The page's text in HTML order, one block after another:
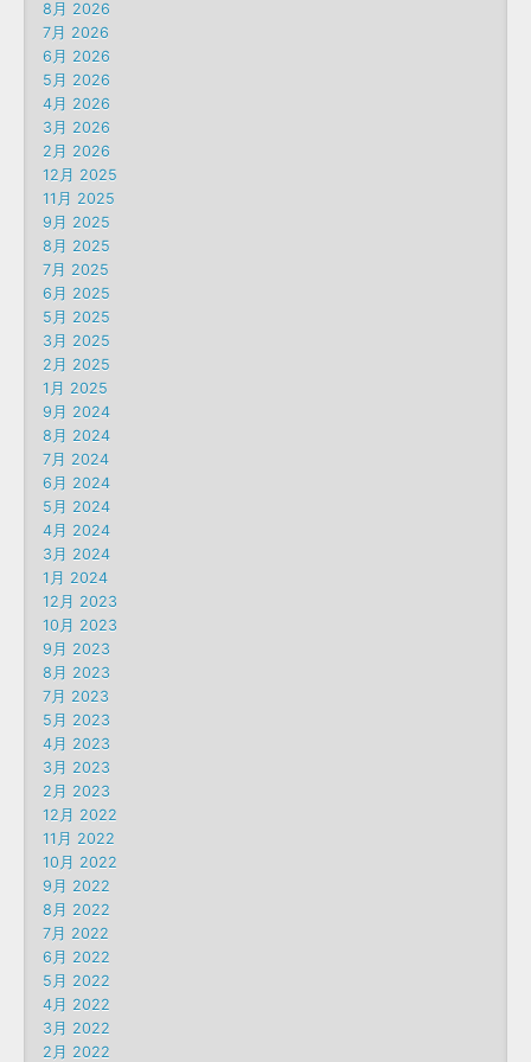
8月 2026
7月 2026
6月 2026
5月 2026
4月 2026
3月 2026
2月 2026
12月 2025
11月 2025
9月 2025
8月 2025
7月 2025
6月 2025
5月 2025
3月 2025
2月 2025
1月 2025
9月 2024
8月 2024
7月 2024
6月 2024
5月 2024
4月 2024
3月 2024
1月 2024
12月 2023
10月 2023
9月 2023
8月 2023
7月 2023
5月 2023
4月 2023
3月 2023
2月 2023
12月 2022
11月 2022
10月 2022
9月 2022
8月 2022
7月 2022
6月 2022
5月 2022
4月 2022
3月 2022
2月 2022